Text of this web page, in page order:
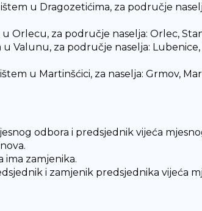
u Dragozetićima, za područje
Orlecu, za područje naselja: Orlec,
u Valunu, za područje naselja:
u Martinšćici, za naselja: Grmov,
odbora i predsjednik vijeća
ima zamjenika.
i zamjenik predsjednika vijeća